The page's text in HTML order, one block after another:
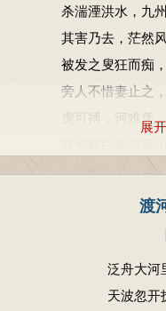
杀湍湮洪水，九州
其害乃去，茫然风
被发之叟狂而痴
旁人不惜妻止之
虎可搏，河难凭
展
渡
泛舟大河
天波忽开